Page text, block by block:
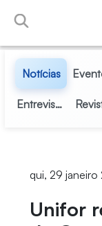
Pular para o
Notícias
Entrevistas
qui, 29
Unifor